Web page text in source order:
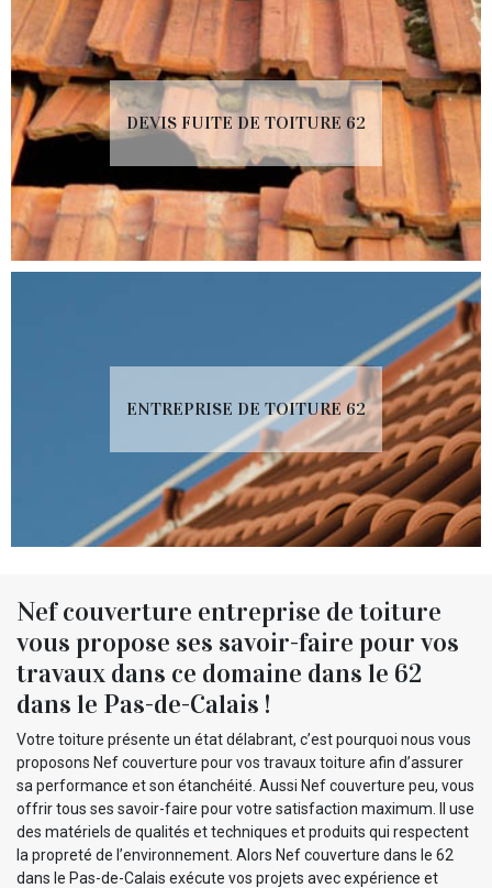
DEVIS FUITE DE TOITURE 62
ENTREPRISE DE TOITURE 62
Nef couverture entreprise de toiture
vous propose ses savoir-faire pour vos
travaux dans ce domaine dans le 62
dans le Pas-de-Calais !
Votre toiture présente un état délabrant, c’est pourquoi nous vous
proposons Nef couverture pour vos travaux toiture afin d’assurer
sa performance et son étanchéité. Aussi Nef couverture peu, vous
offrir tous ses savoir-faire pour votre satisfaction maximum. Il use
des matériels de qualités et techniques et produits qui respectent
la propreté de l’environnement. Alors Nef couverture dans le 62
dans le Pas-de-Calais exécute vos projets avec expérience et